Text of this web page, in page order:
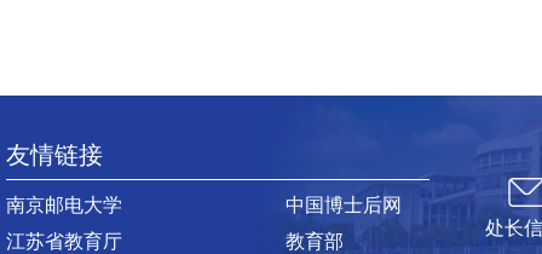
友情链接
南京邮电大学
江苏省教育厅
中国博士后网
教育部
处长